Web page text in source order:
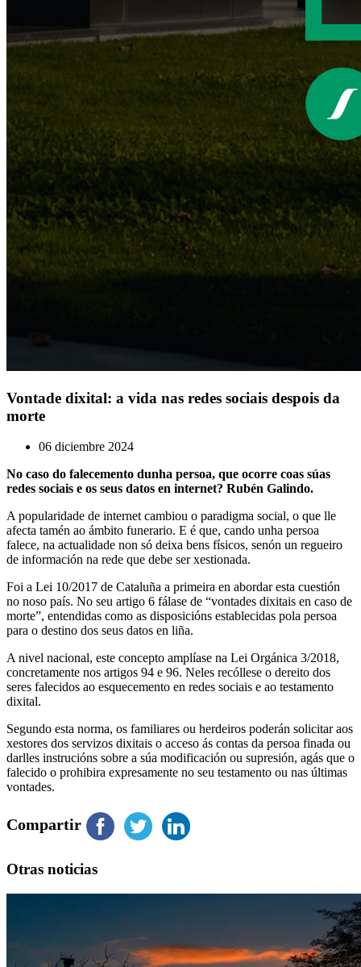
Vontade dixital: a vida nas redes sociais despois da
morte
06 diciembre 2024
No caso do falecemento dunha persoa, que ocorre coas súas
redes sociais e os seus datos en internet? Rubén Galindo.
A popularidade de internet cambiou o paradigma social, o que lle
afecta tamén ao ámbito funerario. E é que, cando unha persoa
falece, na actualidade non só deixa bens físicos, senón un regueiro
de información na rede que debe ser xestionada.
Foi a Lei 10/2017 de Cataluña a primeira en abordar esta cuestión
no noso país. No seu artigo 6 fálase de “vontades dixitais en caso de
morte”, entendidas como as disposicións establecidas pola persoa
para o destino dos seus datos en liña.
A nivel nacional, este concepto amplíase na Lei Orgánica 3/2018,
concretamente nos artigos 94 e 96. Neles recóllese o dereito dos
seres falecidos ao esquecemento en redes sociais e ao testamento
dixital.
Segundo esta norma, os familiares ou herdeiros poderán solicitar aos
xestores dos servizos dixitais o acceso ás contas da persoa finada ou
darlles instrucións sobre a súa modificación ou supresión, agás que o
falecido o prohibira expresamente no seu testamento ou nas últimas
vontades.
Compartir
Otras noticias